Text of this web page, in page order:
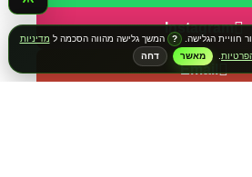
Instagram
Email
חוויית הגלישה. ? המשך גלישה מהווה הסכמה ל מדיניות
מאשר דחה